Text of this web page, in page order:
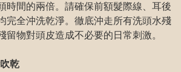
時間的兩倍。請確保前額髮際線、耳後
完全沖洗乾淨。徹底沖走所有洗頭水殘
留物對頭皮造成不必要的日常刺激。
乾